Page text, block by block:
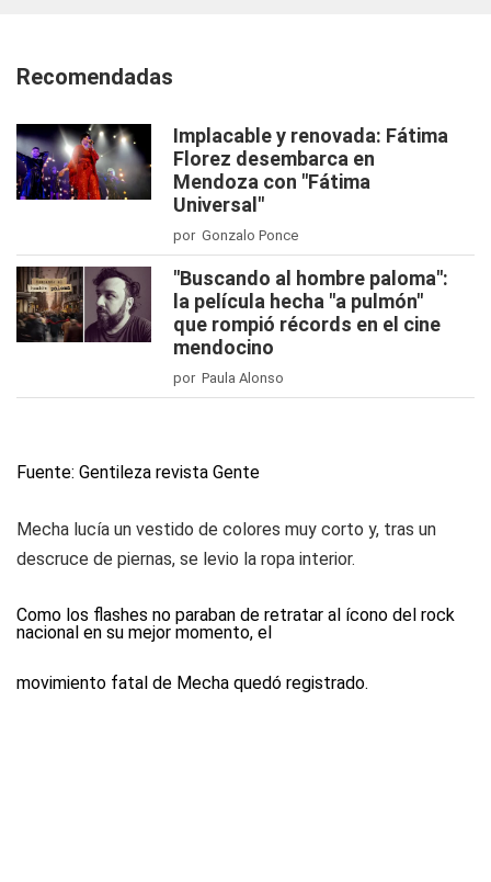
Recomendadas
Implacable y renovada: Fátima
Florez desembarca en
Mendoza con "Fátima
Universal"
por Gonzalo Ponce
"Buscando al hombre paloma":
la película hecha "a pulmón"
que rompió récords en el cine
mendocino
por Paula Alonso
Fuente: Gentileza revista Gente
Mecha lucía un vestido de colores muy corto y, tras un
descruce de piernas, se levio la ropa interior.
Como los flashes no paraban de retratar al ícono del rock
nacional en su mejor momento, el
movimiento fatal de Mecha quedó registrado.